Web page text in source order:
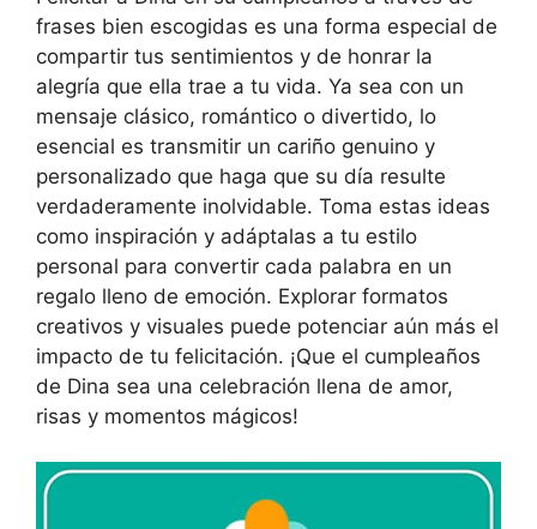
frases bien escogidas es una forma especial de
compartir tus sentimientos y de honrar la
alegría que ella trae a tu vida. Ya sea con un
mensaje clásico, romántico o divertido, lo
esencial es transmitir un cariño genuino y
personalizado que haga que su día resulte
verdaderamente inolvidable. Toma estas ideas
como inspiración y adáptalas a tu estilo
personal para convertir cada palabra en un
regalo lleno de emoción. Explorar formatos
creativos y visuales puede potenciar aún más el
impacto de tu felicitación. ¡Que el cumpleaños
de Dina sea una celebración llena de amor,
risas y momentos mágicos!